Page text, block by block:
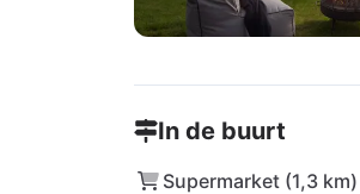
In de buurt
Supermarket (1,3 km)